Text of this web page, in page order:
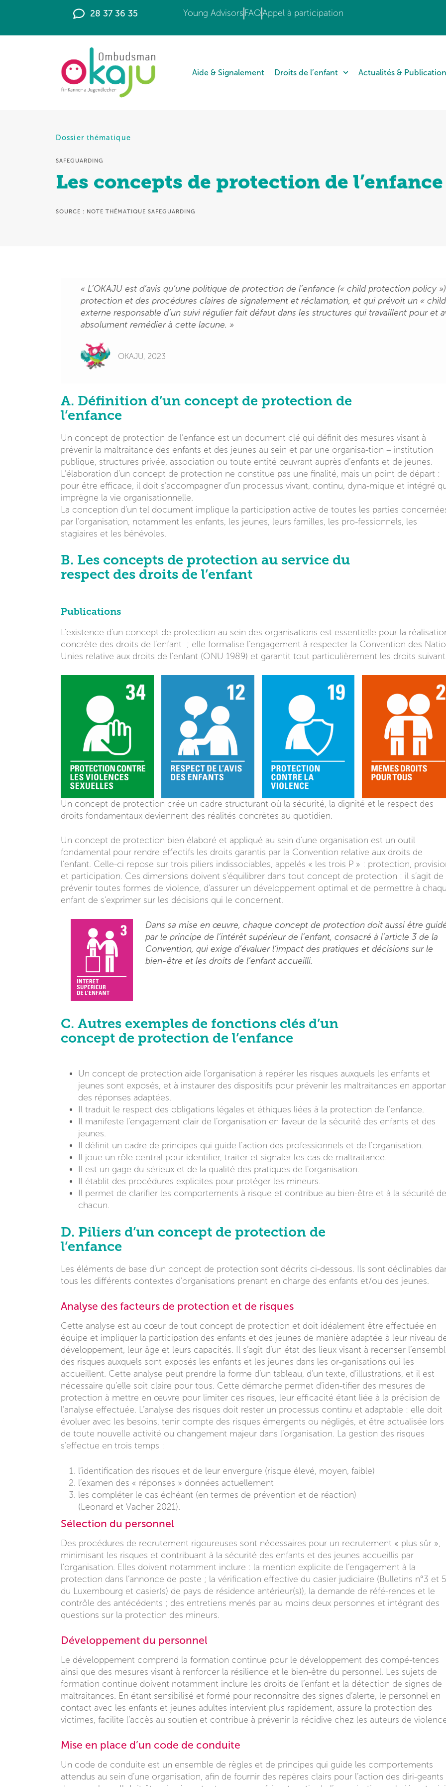
28 37 36 35 Young Advisors FAQAppel à participation
Aide & Signalement Droits de l’enfant Actualités &
Dossier thématique
SAFEGUARDING
Les concepts de protection de l’enfance
SOURCE : NOTE THÉMATIQUE SAFEGUARDING
« L’OKAJU est d’avis qu’une politique de protection de l’enfance (« child protection policy
protection et des procédures claires de signalement et réclamation, et qui prévoit un «
externe responsable d’un suivi régulier fait défaut dans les structures qui travaillent pour et
absolument remédier à cette lacune. »
OKAJU, 2023
A. Définition d’un concept de protection de
l’enfance
Un concept de protection de l’enfance est un document clé qui définit des mesures visant à
prévenir la maltraitance des enfants et des jeunes au sein et par une organisa-tion – institution
publique, structures privée, association ou toute entité œuvrant auprès d’enfants et de jeunes.
L’élaboration d’un concept de protection ne constitue pas une finalité, mais un point de départ :
pour être efficace, il doit s’accompagner d’un processus vivant, continu, dyna-mique et intégré
imprègne la vie organisationnelle.
La conception d’un tel document implique la participation active de toutes les parties
par l’organisation, notamment les enfants, les jeunes, leurs familles, les pro-fessionnels, les
stagiaires et les bénévoles.
B. Les concepts de protection au service du
respect des droits de l’enfant
Publications
L’existence d’un concept de protection au sein des organisations est essentielle pour la
concrète des droits de l’enfant ; elle formalise l’engagement à respecter la Convention des
Unies relative aux droits de l’enfant (ONU 1989) et garantit tout particulièrement les droits
Un concept de protection crée un cadre structurant où la sécurité, la dignité et le respect des
droits fondamentaux deviennent des réalités concrètes au quotidien.
Un concept de protection bien élaboré et appliqué au sein d’une organisation est un outil
fondamental pour rendre effectifs les droits garantis par la Convention relative aux droits de
l’enfant. Celle-ci repose sur trois piliers indissociables, appelés « les trois P » : protection,
et participation. Ces dimensions doivent s’équilibrer dans tout concept de protection : il s’agit de
prévenir toutes formes de violence, d’assurer un développement optimal et de permettre à
enfant de s’exprimer sur les décisions qui le concernent.
Dans sa mise en œuvre, chaque concept de protection doit aussi être
par le principe de l’intérêt supérieur de l’enfant, consacré à l’article 3 de la
Convention, qui exige d’évaluer l’impact des pratiques et décisions sur le
bien-être et les droits de l’enfant accueilli.
C. Autres exemples de fonctions clés d’un
concept de protection de l’enfance
Un concept de protection aide l’organisation à repérer les risques auxquels les enfants et
jeunes sont exposés, et à instaurer des dispositifs pour prévenir les maltraitances en
des réponses adaptées.
Il traduit le respect des obligations légales et éthiques liées à la protection de l’enfance.
Il manifeste l’engagement clair de l’organisation en faveur de la sécurité des enfants et des
jeunes.
Il définit un cadre de principes qui guide l’action des professionnels et de l’organisation.
Il joue un rôle central pour identifier, traiter et signaler les cas de maltraitance.
Il est un gage du sérieux et de la qualité des pratiques de l’organisation.
Il établit des procédures explicites pour protéger les mineurs.
Il permet de clarifier les comportements à risque et contribue au bien-être et à la sécurité
chacun.
D. Piliers d’un concept de protection de
l’enfance
Les éléments de base d’un concept de protection sont décrits ci-dessous. Ils sont déclinables
tous les différents contextes d’organisations prenant en charge des enfants et/ou des jeunes.
Analyse des facteurs de protection et de risques
Cette analyse est au cœur de tout concept de protection et doit idéalement être effectuée en
équipe et impliquer la participation des enfants et des jeunes de manière adaptée à leur niveau
développement, leur âge et leurs capacités. Il s’agit d’un état des lieux visant à recenser
des risques auxquels sont exposés les enfants et les jeunes dans les or-ganisations qui les
accueillent. Cette analyse peut prendre la forme d’un tableau, d’un texte, d’illustrations, et il est
nécessaire qu’elle soit claire pour tous. Cette démarche permet d’iden-tifier des mesures de
protection à mettre en œuvre pour limiter ces risques, leur efficacité étant liée à la précision de
l’analyse effectuée. L’analyse des risques doit rester un processus continu et adaptable : elle doit
évoluer avec les besoins, tenir compte des risques émergents ou négligés, et être actualisée lors
de toute nouvelle activité ou changement majeur dans l’organisation. La gestion des risques
s’effectue en trois temps :
l’identification des risques et de leur envergure (risque élevé, moyen, faible)
l’examen des « réponses » données actuellement
les compléter le cas échéant (en termes de prévention et de réaction)
(Leonard et Vacher 2021).
Sélection du personnel
Des procédures de recrutement rigoureuses sont nécessaires pour un recrutement « plus sûr »,
minimisant les risques et contribuant à la sécurité des enfants et des jeunes accueillis par
l’organisation. Elles doivent notamment inclure : la mention explicite de l’engagement à la
protection dans l’annonce de poste ; la vérification effective du casier judiciaire (Bulletins n°3 et 5
du Luxembourg et casier(s) de pays de résidence antérieur(s)), la demande de réfé-rences et le
contrôle des antécédents ; des entretiens menés par au moins deux personnes et intégrant des
questions sur la protection des mineurs.
Développement du personnel
Le développement comprend la formation continue pour le développement des compé-tences
ainsi que des mesures visant à renforcer la résilience et le bien-être du personnel. Les sujets de
formation continue doivent notamment inclure les droits de l’enfant et la détection de signes de
maltraitances. En étant sensibilisé et formé pour reconnaître des signes d’alerte, le personnel en
contact avec les enfants et jeunes adultes intervient plus rapidement, assure la protection des
victimes, facilite l’accès au soutien et contribue à prévenir la récidive chez les auteurs de
Mise en place d’un code de conduite
Un code de conduite est un ensemble de règles et de principes qui guide les comportements
attendus au sein d’une organisation, afin de fournir des repères clairs pour l’action des diri-geants